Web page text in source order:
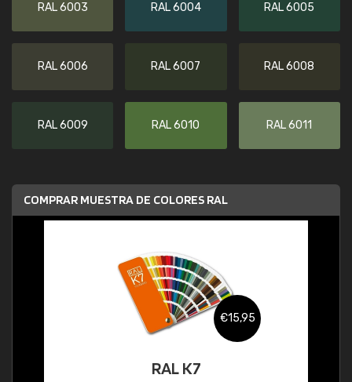
RAL 6003 RAL 6004 RAL 6005
RAL 6006 RAL 6007 RAL 6008
RAL 6009 RAL 6010 RAL 6011
COMPRAR MUESTRA DE COLORES RAL
€15,95
RAL K7